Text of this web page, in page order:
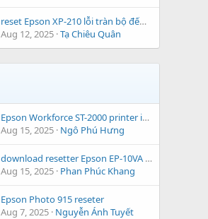
reset Epson XP-210 lỗi tràn bộ đếm waste pad
Aug 12, 2025 Tạ Chiêu Quân
Epson Workforce ST-2000 printer ink pad reset
Aug 15, 2025 Ngô Phú Hưng
download resetter Epson EP-10VA free
Aug 15, 2025 Phan Phúc Khang
Epson Photo 915 reseter
Aug 7, 2025 Nguyễn Ánh Tuyết